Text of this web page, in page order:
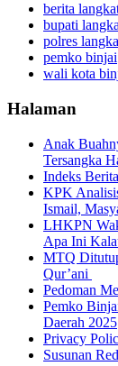
berita
bupati
polres
pemko binjai
wali kota
Halaman
Anak
Tersangka
Indeks Berita
KPK
Ismail,
LHKPN
Apa Ini
MTQ
Qur’ani
Pedoman
Pemko
Daerah 2025
Privacy
Susunan